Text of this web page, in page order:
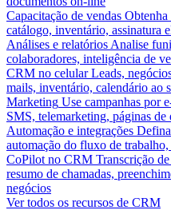
Capacitação de vendas Obtenha
catálogo, inventário, assinatura
Análises e relatórios Analise
colaboradores, inteligência de
CRM no celular Leads,
mails, inventário, calendário ao
Marketing Use campanhas por
SMS, telemarketing, páginas de
Automação e integrações
automação do fluxo de
CoPilot no CRM Transcrição
resumo de chamadas,
negócios
Ver todos os recursos de CRM